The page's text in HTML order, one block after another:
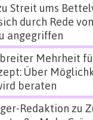
Streit ums
durch Rede von
angegriffen
Mehrheit
Über
beraten
Redaktion zu